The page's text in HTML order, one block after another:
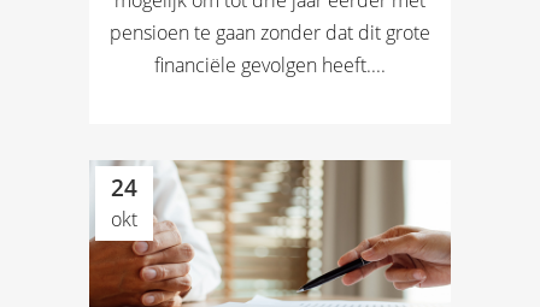
pensioen te gaan zonder dat dit grote
financiële gevolgen heeft....
24
okt